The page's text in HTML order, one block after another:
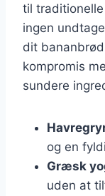
til
ingen
dit
kompromis
sundere
og en
Græsk
uden at